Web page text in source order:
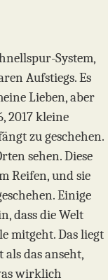
System,
Aufstiegs. Es
Lieben, aber
2017 kleine
zu geschehen.
sehen. Diese
Reifen, und sie
Einige
dass die Welt
mitgeht. Das liegt
das anseht,
wirklich